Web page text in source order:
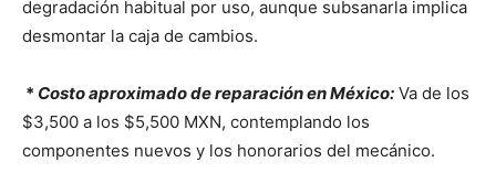
degradación habitual por uso, aunque subsanarla implica
desmontar la caja de cambios.
* Costo aproximado de reparación en México: Va de los
$3,500 a los $5,500 MXN, contemplando los
componentes nuevos y los honorarios del mecánico.